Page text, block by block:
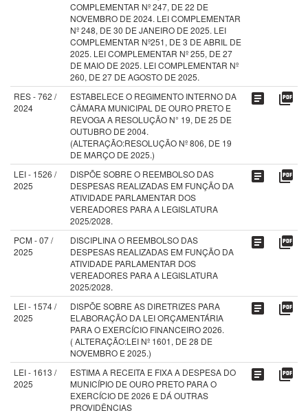
COMPLEMENTAR Nº 247, DE 22 DE
NOVEMBRO DE 2024. LEI COMPLEMENTAR
Nº 248, DE 30 DE JANEIRO DE 2025. LEI
COMPLEMENTAR Nº251, DE 3 DE ABRIL DE
2025. LEI COMPLEMENTAR Nº 255, DE 27
DE MAIO DE 2025. LEI COMPLEMENTAR Nº
260, DE 27 DE AGOSTO DE 2025.
RES - 762 /
2024
ESTABELECE O REGIMENTO INTERNO DA
CÂMARA MUNICIPAL DE OURO PRETO E
REVOGA A RESOLUÇÃO N° 19, DE 25 DE
OUTUBRO DE 2004.
(ALTERAÇÃO:RESOLUÇÃO Nº 806, DE 19
DE MARÇO DE 2025.)
article picture_as_pdf
LEI - 1526 /
2025
DISPÕE SOBRE O REEMBOLSO DAS
DESPESAS REALIZADAS EM FUNÇÃO DA
ATIVIDADE PARLAMENTAR DOS
VEREADORES PARA A LEGISLATURA
2025/2028.
article picture_as_pdf
PCM - 07 /
2025
DISCIPLINA O REEMBOLSO DAS
DESPESAS REALIZADAS EM FUNÇÃO DA
ATIVIDADE PARLAMENTAR DOS
VEREADORES PARA A LEGISLATURA
2025/2028.
article picture_as_pdf
LEI - 1574 /
2025
DISPÕE SOBRE AS DIRETRIZES PARA
ELABORAÇÃO DA LEI ORÇAMENTÁRIA
PARA O EXERCÍCIO FINANCEIRO 2026.
( ALTERAÇÃO:LEI Nº 1601, DE 28 DE
NOVEMBRO E 2025.)
article picture_as_pdf
LEI - 1613 /
2025
ESTIMA A RECEITA E FIXA A DESPESA DO
MUNICÍPIO DE OURO PRETO PARA O
EXERCÍCIO DE 2026 E DÁ OUTRAS
PROVIDÊNCIAS
article picture_as_pdf